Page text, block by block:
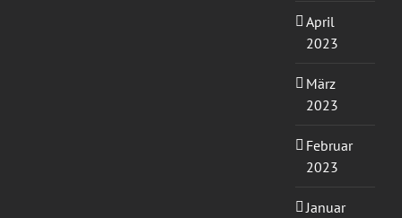
April
2023
März
2023
Februar
2023
Januar